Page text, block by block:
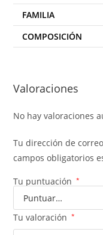
FAMILIA
COMPOSICIÓN
Valoraciones
No hay valoraciones
Tu dirección de
campos obligatorios
Tu puntuación *
Tu valoración *